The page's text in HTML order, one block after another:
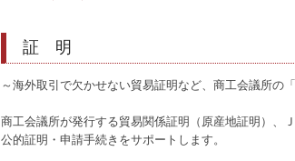
証 明
～海外取引で欠かせない貿易証明など、商工会議所の
商工会議所が発行する貿易関係証明（原産地証明）、
公的証明・申請手続きをサポートします。